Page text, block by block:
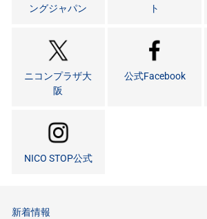
ングジャパン
ト
ニコンプラザ大
阪
公式Facebook
NICO STOP公式
新着情報